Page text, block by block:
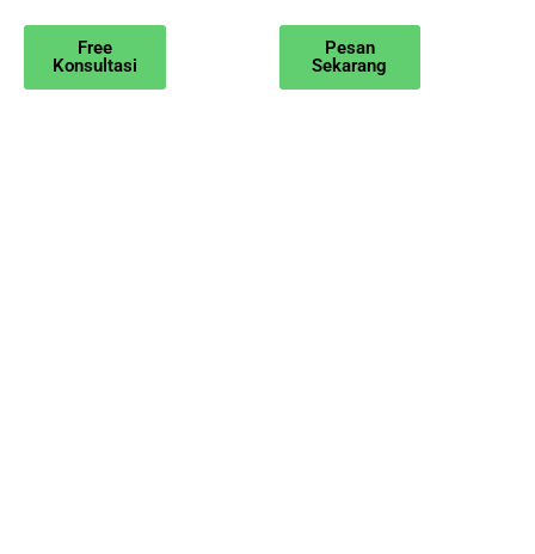
Free
Konsultasi
Pesan
Sekarang